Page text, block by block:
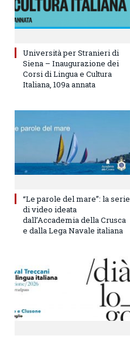
Università per Stranieri di
Siena – Inaugurazione dei
Corsi di Lingua e Cultura
Italiana, 109a annata
“Le parole del mare”: la serie
di video ideata
dall’Accademia della Crusca
e dalla Lega Navale italiana